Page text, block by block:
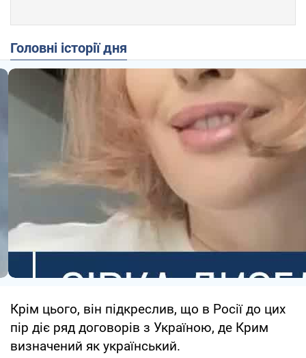
Головні історії дня
Крім цього, він підкреслив, що в Росії до цих
пір діє ряд договорів з Україною, де Крим
визначений як український.